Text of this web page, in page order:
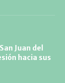
Juan del
hacia sus